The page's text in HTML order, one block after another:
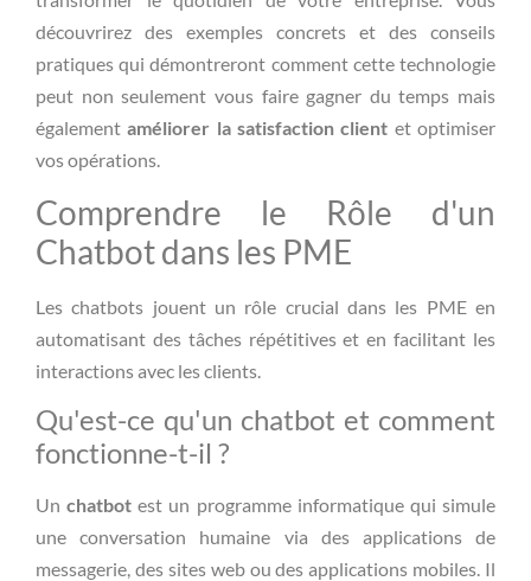
découvrirez des exemples concrets et des conseils
pratiques qui démontreront comment cette technologie
peut non seulement vous faire gagner du temps mais
égalementaméliorer la satisfaction client et optimiser
vos opérations.
Comprendre le Rôle d'un
Chatbot dans les PME
Les chatbots jouent un rôle crucial dans les PME en
automatisant des tâches répétitives et en facilitant les
interactions avec les clients.
Qu'est-ce qu'un chatbot et comment
fonctionne-t-il ?
Unchatbot est un programme informatique qui simule
une conversation humaine via des applications de
messagerie, des sites web ou des applications mobiles. Il